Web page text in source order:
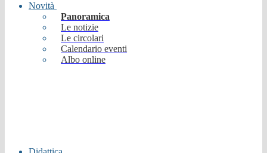
Novità
Panoramica
Le notizie
Le circolari
Calendario eventi
Albo online